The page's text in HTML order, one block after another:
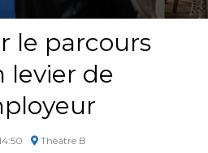
le parcours
levier de
Théâtre B